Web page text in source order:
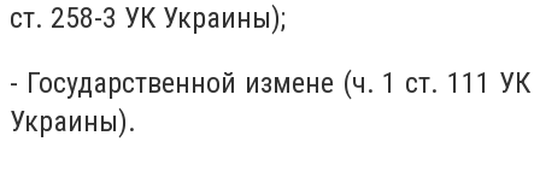
ст. 258-3 УК Украины);
- Государственной измене (ч. 1 ст. 111 УК
Украины).